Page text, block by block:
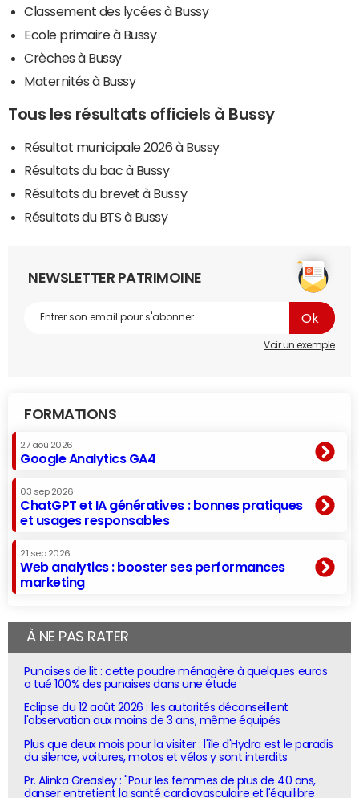
Classement des lycées à Bussy
Ecole primaire à Bussy
Crèches à Bussy
Maternités à Bussy
Tous les résultats officiels à Bussy
Résultat municipale 2026 à Bussy
Résultats du bac à Bussy
Résultats du brevet à Bussy
Résultats du BTS à Bussy
NEWSLETTER PATRIMOINE
Voir un exemple
FORMATIONS
27 aoû 2026
Google Analytics GA4
03 sep 2026
ChatGPT et IA génératives : bonnes pratiques
et usages responsables
21 sep 2026
Web analytics : booster ses performances
marketing
À NE PAS RATER
Punaises de lit : cette poudre ménagère à quelques euros
a tué 100% des punaises dans une étude
Eclipse du 12 août 2026 : les autorités déconseillent
l'observation aux moins de 3 ans, même équipés
Plus que deux mois pour la visiter : l'île d'Hydra est le paradis
du silence, voitures, motos et vélos y sont interdits
Pr. Alinka Greasley : "Pour les femmes de plus de 40 ans,
danser entretient la santé cardiovasculaire et l'équilibre